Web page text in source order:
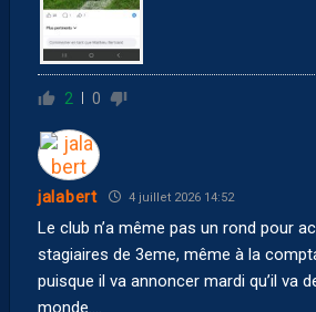
2 0
jalabert 4 juillet 2026 14:52
Le club n’a même pas un rond pour
stagiaires de 3eme, même à la compta
puisque il va annoncer mardi qu’il va
monde….